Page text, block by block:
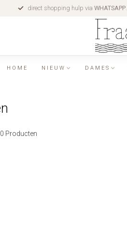
direct shopping hulp via WHATSAPP.
HOME NIEUW DAMES
0 Producten